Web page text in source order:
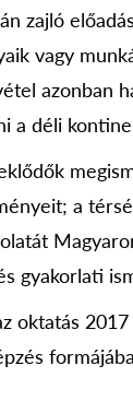
zajló
vagy
azonban
a déli
a
gyakorlati
oktatás